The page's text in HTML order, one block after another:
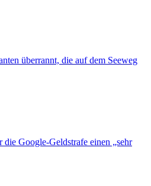
überrannt, die auf dem Seeweg
Google-Geldstrafe einen „sehr